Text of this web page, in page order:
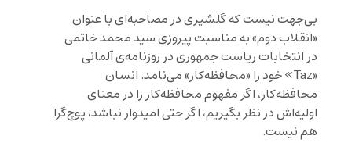
بی‌جهت نیست که گلشیری در مصاحبه‌ای با عنوان
«انقلاب دوم» به مناسبت پیروزی سید محمد خاتمی
در انتخابات ریاست جمهوری در روزنامه‌ی آلمانی
«Taz» خود را «محافظه‌کار» می‌نامد. انسان
محافظه‌کار، اگر مفهوم محافظه‌کار را در معنای
اولیه‌اش در نظر بگیریم، اگر حتی امیدوار نباشد، پوچ‌گرا
هم نیست.